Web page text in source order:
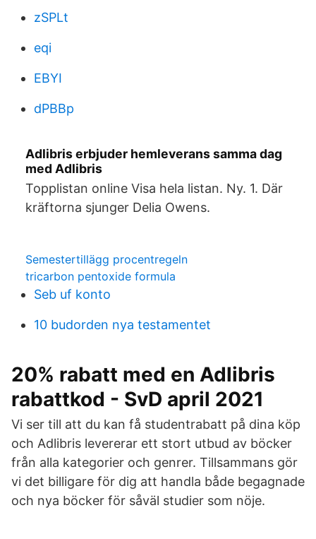
zSPLt
eqi
EBYI
dPBBp
Adlibris erbjuder hemleverans samma dag
med Adlibris
Topplistan online Visa hela listan. Ny. 1. Där
kräftorna sjunger Delia Owens.
Semestertillägg procentregeln
tricarbon pentoxide formula
Seb uf konto
10 budorden nya testamentet
20% rabatt med en Adlibris
rabattkod - SvD april 2021
Vi ser till att du kan få studentrabatt på dina köp
och Adlibris levererar ett stort utbud av böcker
från alla kategorier och genrer. Tillsammans gör
vi det billigare för dig att handla både begagnade
och nya böcker för såväl studier som nöje.